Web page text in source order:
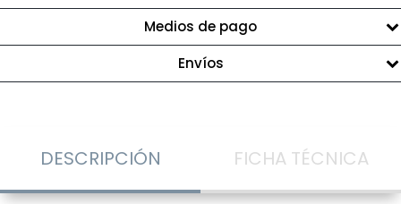
Medios de pago
Envíos
DESCRIPCIÓN FICHA TÉCNICA